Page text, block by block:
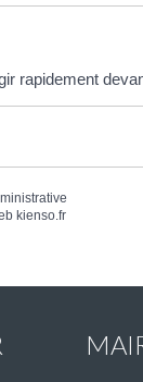
rapidement
kienso.fr